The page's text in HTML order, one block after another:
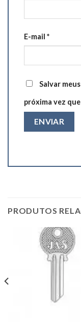
E-mail *
Salvar
próxima vez
PRODUTOS